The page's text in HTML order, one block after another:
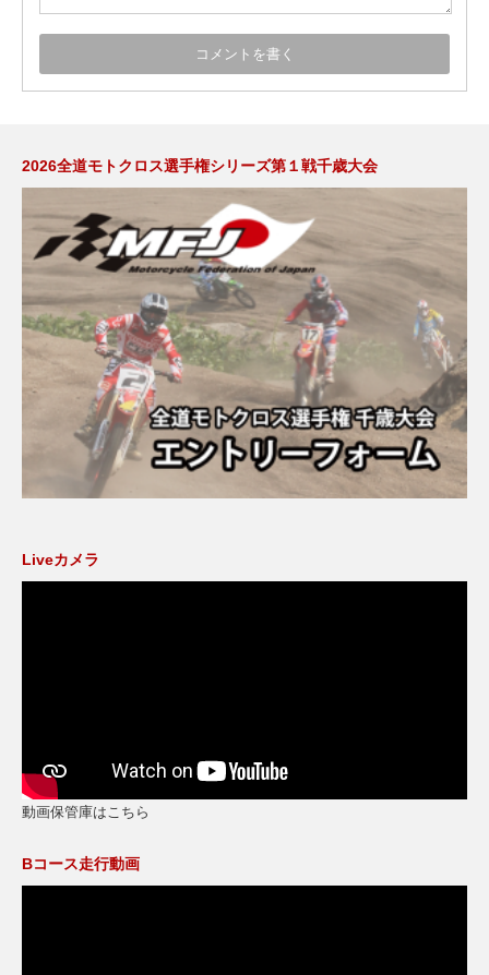
2026全道モトクロス選手権シリーズ第１戦千歳大会
Liveカメラ
動画保管庫はこちら
Bコース走行動画